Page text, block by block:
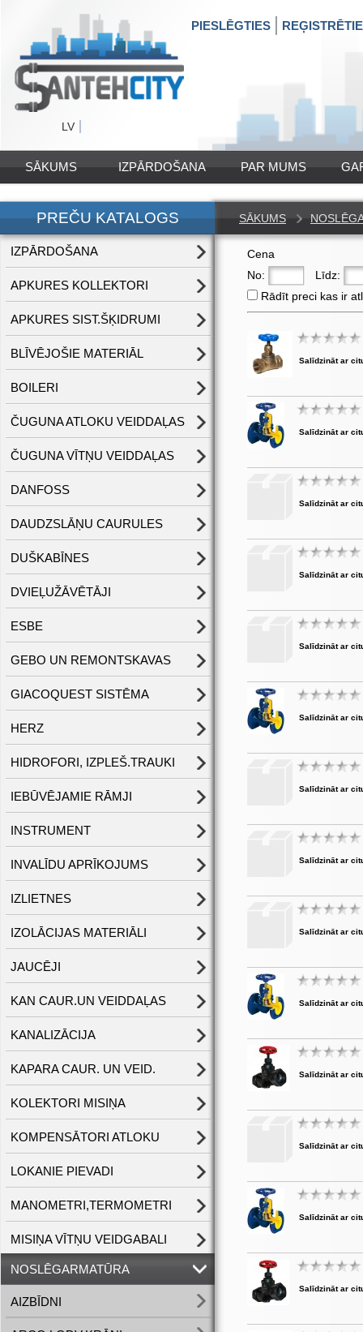
LV
PIESLĒGTIES
SĀKUMS IZPĀRDOŠANA PAR MUMS
PREČU KATALOGS
IZPĀRDOŠANA
APKURES KOLLEKTORI
APKURES SIST.ŠĶIDRUMI
BLĪVĒJOŠIE MATERIĀL
BOILERI
ČUGUNA ATLOKU VEIDDAĻAS
ČUGUNA VĪTŅU VEIDDAĻAS
DANFOSS
DAUDZSLĀŅU CAURULES
DUŠKABĪNES
DVIEĻUŽĀVĒTĀJI
ESBE
GEBO UN REMONTSKAVAS
GIACOQUEST SISTĒMA
HERZ
HIDROFORI, IZPLEŠ.TRAUKI
IEBŪVĒJAMIE RĀMJI
INSTRUMENT
INVALĪDU APRĪKOJUMS
IZLIETNES
IZOLĀCIJAS MATERIĀLI
JAUCĒJI
KAN CAUR.UN VEIDDAĻAS
KANALIZĀCIJA
KAPARA CAUR. UN VEID.
KOLEKTORI MISIŅA
KOMPENSĀTORI ATLOKU
LOKANIE PIEVADI
MANOMETRI,TERMOMETRI
MISIŅA VĪTŅU VEIDGABALI
NOSLĒGARMATŪRA
AIZBĪDNI
SĀKUMS
Cena
No:
Līdz:
Rādīt preci kas ir
Salīdzināt ar
Salīdzināt ar
Salīdzināt ar
Salīdzināt ar
Salīdzināt ar
Salīdzināt ar
Salīdzināt ar
Salīdzināt ar
Salīdzināt ar
Salīdzināt ar
Salīdzināt ar
Salīdzināt ar
Salīdzināt ar
Salīdzināt ar